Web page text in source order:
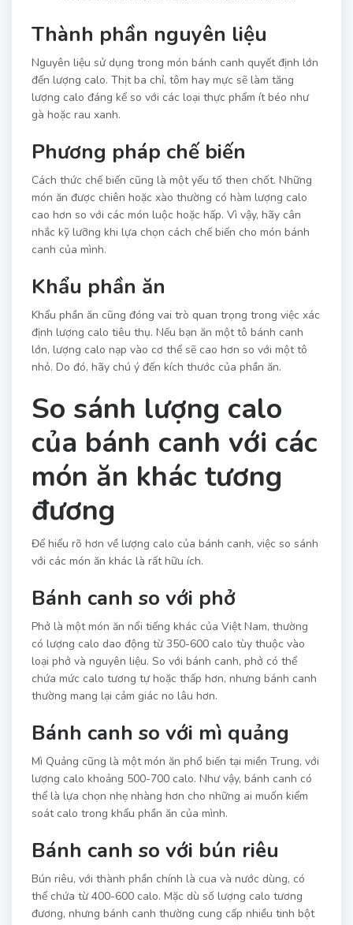
Thành phần nguyên liệu
Nguyên liệu sử dụng trong món bánh canh quyết định lớn
đến lượng calo. Thịt ba chỉ, tôm hay mực sẽ làm tăng
lượng calo đáng kể so với các loại thực phẩm ít béo như
gà hoặc rau xanh.
Phương pháp chế biến
Cách thức chế biến cũng là một yếu tố then chốt. Những
món ăn được chiên hoặc xào thường có hàm lượng calo
cao hơn so với các món luộc hoặc hấp. Vì vậy, hãy cân
nhắc kỹ lưỡng khi lựa chọn cách chế biến cho món bánh
canh của mình.
Khẩu phần ăn
Khẩu phần ăn cũng đóng vai trò quan trọng trong việc xác
định lượng calo tiêu thụ. Nếu bạn ăn một tô bánh canh
lớn, lượng calo nạp vào cơ thể sẽ cao hơn so với một tô
nhỏ. Do đó, hãy chú ý đến kích thước của phần ăn.
So sánh lượng calo
của bánh canh với các
món ăn khác tương
đương
Để hiểu rõ hơn về lượng calo của bánh canh, việc so sánh
với các món ăn khác là rất hữu ích.
Bánh canh so với phở
Phở là một món ăn nổi tiếng khác của Việt Nam, thường
có lượng calo dao động từ 350-600 calo tùy thuộc vào
loại phở và nguyên liệu. So với bánh canh, phở có thể
chứa mức calo tương tự hoặc thấp hơn, nhưng bánh canh
thường mang lại cảm giác no lâu hơn.
Bánh canh so với mì quảng
Mì Quảng cũng là một món ăn phổ biến tại miền Trung, với
lượng calo khoảng 500-700 calo. Như vậy, bánh canh có
thể là lựa chọn nhẹ nhàng hơn cho những ai muốn kiểm
soát calo trong khẩu phần ăn của mình.
Bánh canh so với bún riêu
Bún riêu, với thành phần chính là cua và nước dùng, có
thể chứa từ 400-600 calo. Mặc dù số lượng calo tương
đương, nhưng bánh canh thường cung cấp nhiều tinh bột